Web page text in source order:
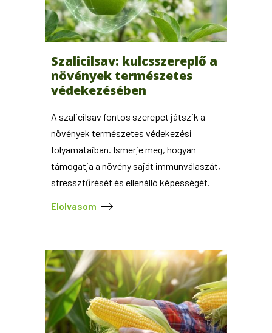
Szalicilsav: kulcsszereplő a
növények természetes
védekezésében
A szalicilsav fontos szerepet játszik a
növények természetes védekezési
folyamataiban. Ismerje meg, hogyan
támogatja a növény saját immunválaszát,
stressztűrését és ellenálló képességét.
Elolvasom